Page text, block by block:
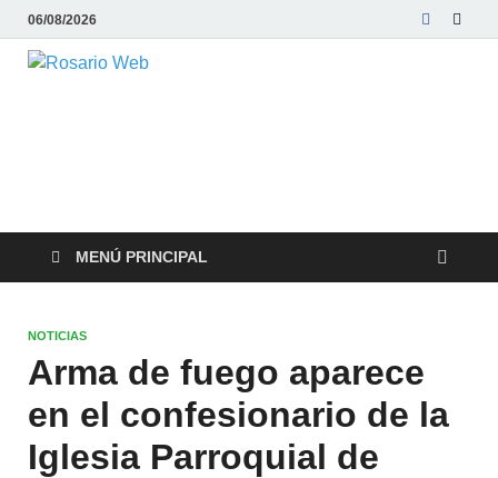
06/08/2026
MENÚ PRINCIPAL
NOTICIAS
Arma de fuego aparece
en el confesionario de la
Iglesia Parroquial de